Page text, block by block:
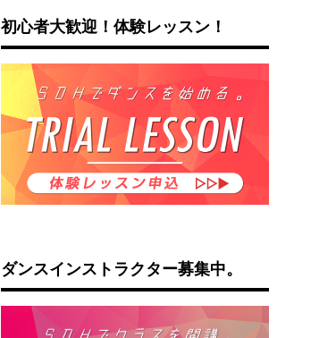
初心者大歓迎！体験レッスン！
ダンスインストラクター募集中。